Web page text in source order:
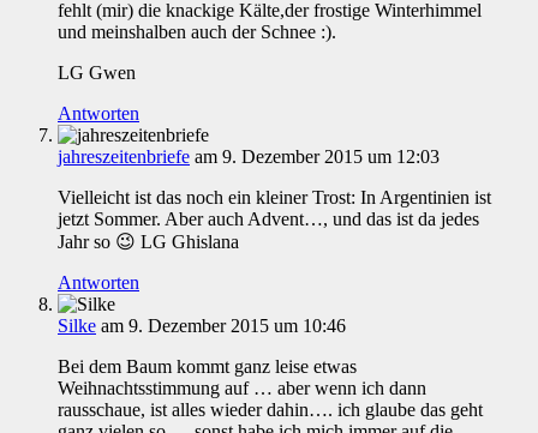
fehlt (mir) die knackige Kälte,der frostige Winterhimmel
und meinshalben auch der Schnee :).
LG Gwen
Antworten
jahreszeitenbriefe am 9. Dezember 2015 um 12:03
Vielleicht ist das noch ein kleiner Trost: In Argentinien ist
jetzt Sommer. Aber auch Advent…, und das ist da jedes
Jahr so 😉 LG Ghislana
Antworten
Silke am 9. Dezember 2015 um 10:46
Bei dem Baum kommt ganz leise etwas
Weihnachtsstimmung auf … aber wenn ich dann
rausschaue, ist alles wieder dahin…. ich glaube das geht